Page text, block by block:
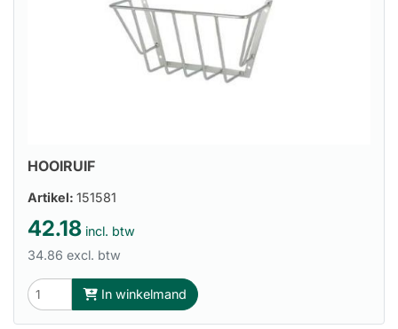
HOOIRUIF
Artikel: 151581
42.18 incl. btw
34.86 excl. btw
In winkelmand